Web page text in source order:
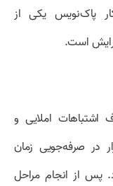
پاک‌نویس یکی از
است.
اشتباهات املایی و
در صرفه‌جویی زمان
پس از انجام مراحل